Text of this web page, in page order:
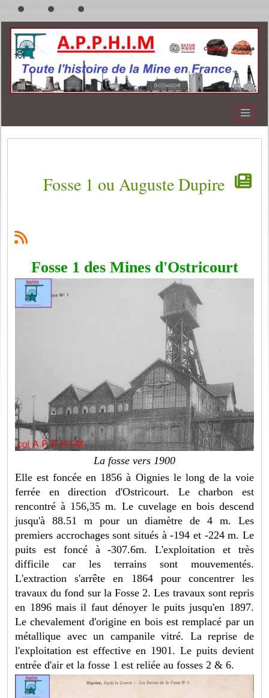
Fosse 1 ou Auguste Dupire
Fosse 1 des Mines d'Ostricourt
La fosse vers 1900
Elle est foncée en 1856 à Oignies le long de la voie
ferrée en direction d'Ostricourt. Le charbon est
rencontré à 156,35 m. Le cuvelage en bois descend
jusqu'à 88.51 m pour un diamètre de 4 m. Les
premiers accrochages sont situés à -194 et -224 m. Le
puits est foncé à -307.6m. L'exploitation et très
difficile car les terrains sont mouvementés.
L'extraction s'arrête en 1864 pour concentrer les
travaux du fond sur la Fosse 2. Les travaux sont repris
en 1896 mais il faut dénoyer le puits jusqu'en 1897.
Le chevalement d'origine en bois est remplacé par un
métallique avec un campanile vitré. La reprise de
l'exploitation est effective en 1901. Le puits devient
entrée d'air et la fosse 1 est reliée au fosses 2 & 6.